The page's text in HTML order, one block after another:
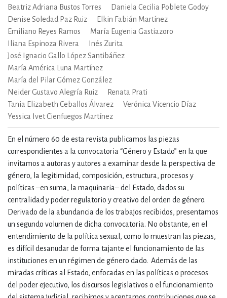
Beatriz Adriana Bustos Torres
Daniela Cecilia Poblete Godoy
Denise Soledad Paz Ruiz
Elkin Fabián Martínez
Emiliano Reyes Ramos
María Eugenia Gastiazoro
Iliana Espinoza Rivera
Inés Zurita
José Ignacio Gallo López Santibáñez
María América Luna Martínez
María del Pilar Gómez González
Neider Gustavo Alegría Ruiz
Renata Prati
Tania Elizabeth Ceballos Álvarez
Verónica Vicencio Díaz
Yessica Ivet Cienfuegos Martínez
En el número 60 de esta revista publicamos las piezas
correspondientes a la convocatoria “Género y Estado” en la que
invitamos a autoras y autores a examinar desde la perspectiva de
género, la legitimidad, composición, estructura, procesos y
políticas –en suma, la maquinaria– del Estado, dados su
centralidad y poder regulatorio y creativo del orden de género.
Derivado de la abundancia de los trabajos recibidos, presentamos
un segundo volumen de dicha convocatoria. No obstante, en el
entendimiento de la política sexual, como lo muestran las piezas,
es difícil desanudar de forma tajante el funcionamiento de las
instituciones en un régimen de género dado. Además de las
miradas críticas al Estado, enfocadas en las políticas o procesos
del poder ejecutivo, los discursos legislativos o el funcionamiento